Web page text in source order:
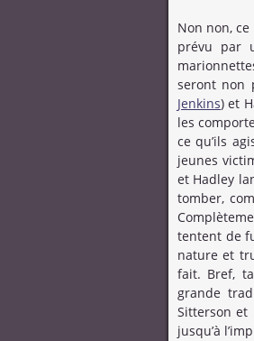
Non non, ce
prévu par
seront non
Jenkins) et
les
ce qu’ils
jeunes
et Hadley
tomber,
tentent de
nature et
fait. Bref,
grande
Sitterson et
jusqu’à